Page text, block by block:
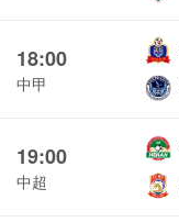
18:00
中甲
19:00
中超